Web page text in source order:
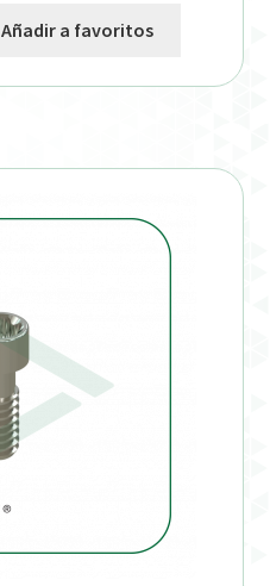
Añadir a favoritos